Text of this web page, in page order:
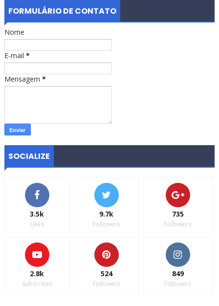
FORMULÁRIO DE CONTATO
Nome
E-mail *
Mensagem *
SOCIALIZE
3.5k
Likes
9.7k
Followers
735
Followers
2.8k
Subscribes
524
Followers
849
Followers